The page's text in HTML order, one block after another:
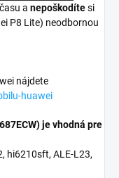
a nepoškodítesi
P8 Lite) neodbornou
nájdete
huawei
je vhodná pre
hi6210sft, ALE-L23,